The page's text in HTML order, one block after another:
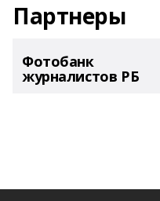
Партнеры
Фотобанк
журналистов РБ